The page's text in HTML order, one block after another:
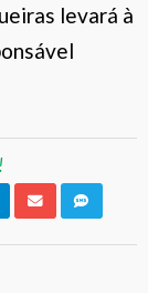
levará à